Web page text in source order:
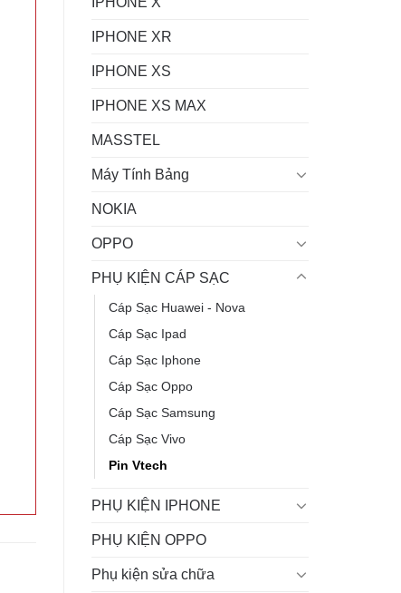
IPHONE XR
IPHONE XS
IPHONE XS MAX
MASSTEL
Máy Tính Bảng
NOKIA
OPPO
PHỤ KIỆN CÁP SẠC
Cáp Sạc Huawei - Nova
Cáp Sạc Ipad
Cáp Sạc Iphone
Cáp Sạc Oppo
Cáp Sạc Samsung
Cáp Sạc Vivo
Pin Vtech
PHỤ KIỆN IPHONE
PHỤ KIỆN OPPO
Phụ kiện sửa chữa